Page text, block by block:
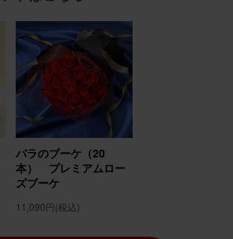
バラのブーケ（20
本） プレミアムロー
ズブーケ
11,090円(税込)